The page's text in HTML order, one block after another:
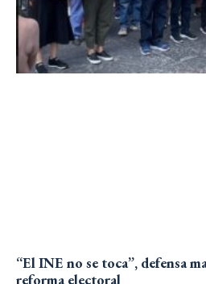
“El INE no se toca”, defensa
reforma electoral